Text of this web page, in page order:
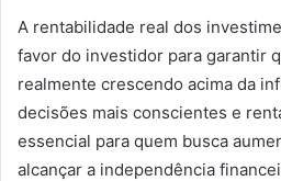
A rentabilidade real dos
favor do investidor para garantir
realmente crescendo acima da
decisões mais conscientes e
essencial para quem busca
alcançar a independência